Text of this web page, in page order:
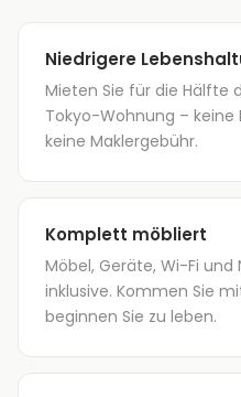
Niedrigere
Mieten Sie für die Hälfte
Tokyo-Wohnung – keine
keine Maklergebühr.
Komplett möbliert
Möbel, Geräte, Wi-Fi und
inklusive. Kommen Sie
beginnen Sie zu leben.